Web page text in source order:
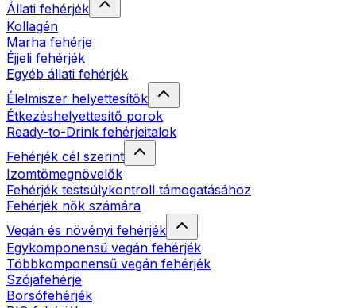
Állati fehérjék
Kollagén
Marha fehérje
Éjjeli fehérjék
Egyéb állati fehérjék
Élelmiszer helyettesítők
Étkezéshelyettesítő porok
Ready-to-Drink fehérjeitalok
Fehérjék cél szerint
Izomtömegnövelők
Fehérjék testsúlykontroll támogatásához
Fehérjék nők számára
Vegán és növényi fehérjék
Egykomponensű vegán fehérjék
Többkomponensű vegán fehérjék
Szójafehérje
Borsófehérjék